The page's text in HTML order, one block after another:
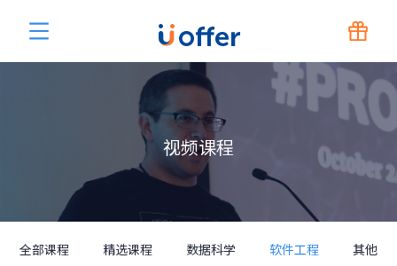
视频课程
全部课程 精选课程 数据科学 软件工程 其他